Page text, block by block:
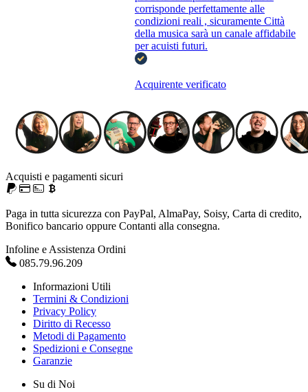
corrisponde perfettamente alle
condizioni reali , sicuramente Città
della musica sarà un canale affidabile
per acuisti futuri.
Acquirente verificato
Acquisti e pagamenti sicuri
Paga in tutta sicurezza con PayPal, AlmaPay, Soisy, Carta di credito,
Bonifico bancario oppure Contanti alla consegna.
Infoline e Assistenza Ordini
085.79.96.209
Informazioni Utili
Termini & Condizioni
Privacy Policy
Diritto di Recesso
Metodi di Pagamento
Spedizioni e Consegne
Garanzie
Su di Noi